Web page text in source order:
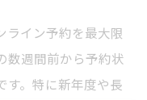
ライン予約を最大限
数週間前から予約状
す。特に新年度や長